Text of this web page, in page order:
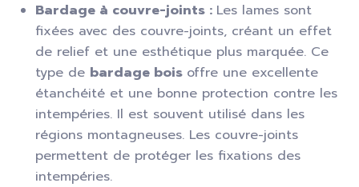
Bardage à couvre-joints : Les lames sont
fixées avec des couvre-joints, créant un effet
de relief et une esthétique plus marquée. Ce
type de bardage bois offre une excellente
étanchéité et une bonne protection contre les
intempéries. Il est souvent utilisé dans les
régions montagneuses. Les couvre-joints
permettent de protéger les fixations des
intempéries.